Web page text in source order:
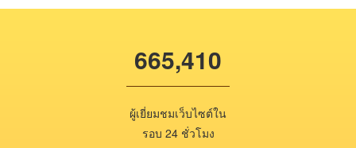
665,410
ผู้เยี่ยมชมเว็บไซต์ใน
รอบ 24 ชั่วโมง